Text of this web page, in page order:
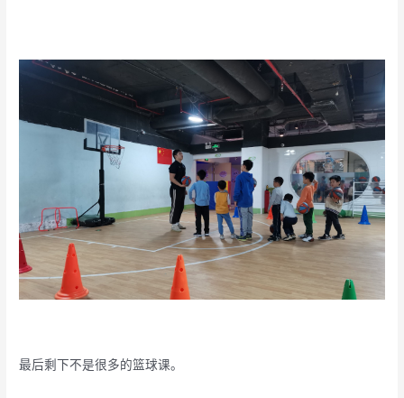
最后剩下不是很多的篮球课。